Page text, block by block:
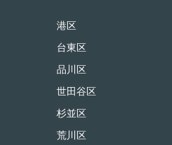
港区
台東区
品川区
世田谷区
杉並区
荒川区